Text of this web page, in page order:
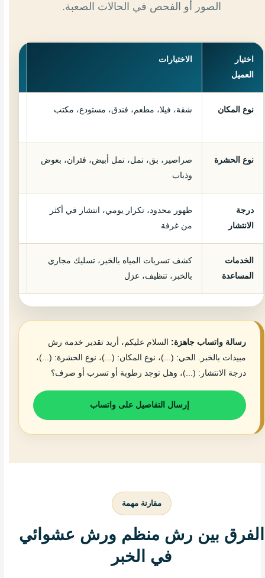
الصور أو الفحص في الحالات الصعبة.
اختيار
العميل
الاختيارات
نوع المكان شقة، فيلا، مطعم، فندق، مستودع، مكتب
نوع الحشرة
صراصير، بق، نمل، نمل أبيض، فئران، بعوض
وذباب
درجة
الانتشار
ظهور محدود، تكرار يومي، انتشار في أكثر
من غرفة
الخدمات
المساعدة
كشف تسربات المياه بالخبر ، تسليك مجاري
بالخبر ، تنظيف، عزل
رسالة واتساب جاهزة: السلام عليكم، أريد تقدير خدمة رش
مبيدات بالخبر. الحي: (...)، نوع المكان: (...)، نوع الحشرة: (...)،
درجة الانتشار: (...)، وهل توجد رطوبة أو تسرب أو صرف؟
إرسال التفاصيل على واتساب
مقارنة مهمة
الفرق بين رش منظم ورش عشوائي
في الخبر